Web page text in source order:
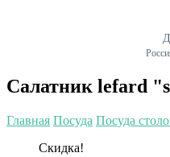
Салатник lefard
Главная Посуда Посуда
Скидка!